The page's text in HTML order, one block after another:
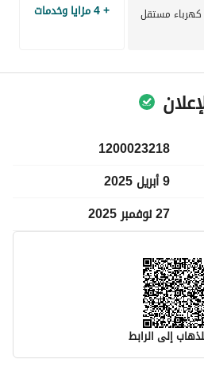
كهرباء مستقل + 4 مزايا وخدمات
1200023218
9 أبريل 2025
27 نوفمبر 2025
إلى الرابط